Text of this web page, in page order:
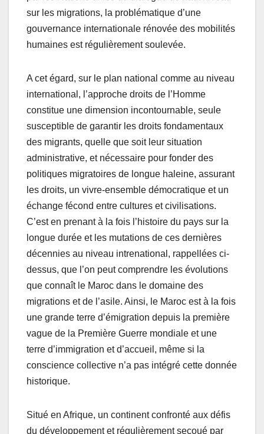
sur les migrations, la problématique d’une
gouvernance internationale rénovée des mobilités
humaines est régulièrement soulevée.
A cet égard, sur le plan national comme au niveau
international, l’approche droits de l’Homme
constitue une dimension incontournable, seule
susceptible de garantir les droits fondamentaux
des migrants, quelle que soit leur situation
administrative, et nécessaire pour fonder des
politiques migratoires de longue haleine, assurant
les droits, un vivre-ensemble démocratique et un
échange fécond entre cultures et civilisations.
C’est en prenant à la fois l’histoire du pays sur la
longue durée et les mutations de ces dernières
décennies au niveau intrenational, rappellées ci-
dessus, que l’on peut comprendre les évolutions
que connaît le Maroc dans le domaine des
migrations et de l’asile. Ainsi, le Maroc est à la fois
une grande terre d’émigration depuis la première
vague de la Première Guerre mondiale et une
terre d’immigration et d’accueil, même si la
conscience collective n’a pas intégré cette donnée
historique.
Situé en Afrique, un continent confronté aux défis
du développement et régulièrement secoué par